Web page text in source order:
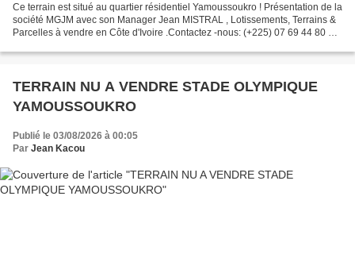
Ce terrain est situé au quartier résidentiel Yamoussoukro ! Présentation de la
société MGJM ​​avec son Manager Jean MISTRAL , Lotissements, Terrains &
Parcelles à vendre en Côte d'Ivoire .Contactez -nous: (+225) 07 69 44 80 11
TERRAIN NU A VENDRE STADE OLYMPIQUE
YAMOUSSOUKRO
Publié le 03/08/2026 à 00:05
Par Jean Kacou